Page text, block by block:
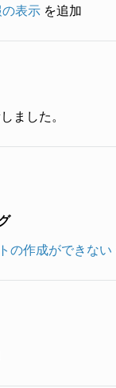
表示を追加
ました。
の作成ができない